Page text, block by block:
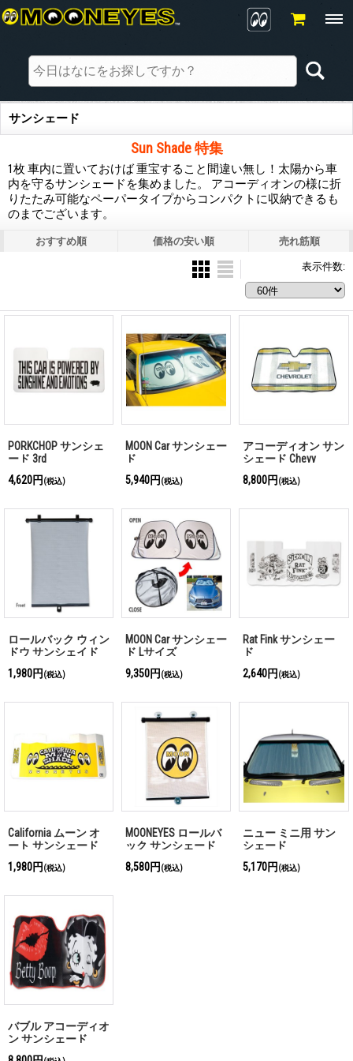
サンシェード
Sun Shade 特集
1枚 車内に置いておけば 重宝すること間違い無し！太陽から車
内を守るサンシェードを集めました。 アコーディオンの様に折
りたたみ可能なペーパータイプからコンパクトに収納できるも
のまでございます。
おすすめ順 価格の安い順 売れ筋順
表示件数:
PORKCHOP サンシェ
ード 3rd
4,620円 (税込)
MOON Car サンシェー
ド
5,940円 (税込)
アコーディオン サン
シェード Chevy
8,800円 (税込)
ロールバック ウィン
ドウ サンシェイド
1,980円 (税込)
MOON Car サンシェー
ド Lサイズ
9,350円 (税込)
Rat Fink サンシェー
ド
2,640円 (税込)
California ムーン オ
ート サンシェード
1,980円 (税込)
MOONEYES ロールバ
ック サンシェード
8,580円 (税込)
ニュー ミニ用 サン
シェード
5,170円 (税込)
バブル アコーディオ
ン サンシェード
Betty Boop